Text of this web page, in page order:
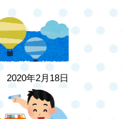
2020年2月18日